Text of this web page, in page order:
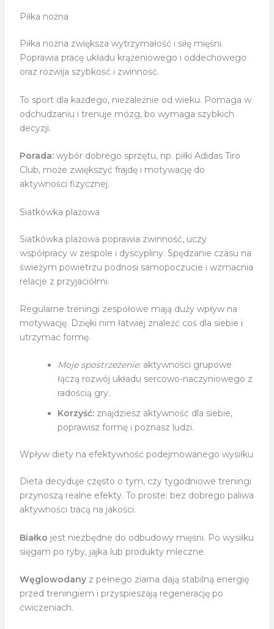
Piłka nożna
Piłka nożna zwiększa wytrzymałość i siłę mięśni.
Poprawia pracę układu krążeniowego i oddechowego
oraz rozwija szybkość i zwinność.
To sport dla każdego, niezależnie od wieku. Pomaga w
odchudzaniu i trenuje mózg, bo wymaga szybkich
decyzji.
Porada:wybór dobrego sprzętu, np. piłki Adidas Tiro
Club, może zwiększyć frajdę i motywację do
aktywności fizycznej.
Siatkówka plażowa
Siatkówka plażowa poprawia zwinność, uczy
współpracy w zespole i dyscypliny. Spędzanie czasu na
świeżym powietrzu podnosi samopoczucie i wzmacnia
relacje z przyjaciółmi.
Regularne treningi zespołowe mają duży wpływ na
motywację. Dzięki nim łatwiej znaleźć coś dla siebie i
utrzymać formę.
Moje spostrzeżenie:aktywności grupowe
łączą rozwój układu sercowo-naczyniowego z
radością gry.
Korzyść:znajdziesz aktywność dla siebie,
poprawisz formę i poznasz ludzi.
Wpływ diety na efektywność podejmowanego wysiłku
Dieta decyduje często o tym, czy tygodniowe treningi
przynoszą realne efekty. To proste: bez dobrego paliwa
aktywności tracą na jakości.
Białko jest niezbędne do odbudowy mięśni. Po wysiłku
sięgam po ryby, jajka lub produkty mleczne.
Węglowodanyz pełnego ziarna dają stabilną energię
przed treningiem i przyspieszają regenerację po
ćwiczeniach.